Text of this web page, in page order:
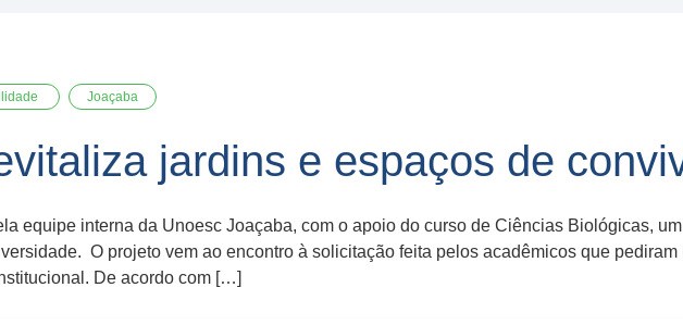
Joaçaba
jardins e espaços de
equipe interna da Unoesc Joaçaba, com o apoio do curso de Ciências Biológicas,
O projeto vem ao encontro à solicitação feita pelos acadêmicos que
De acordo com […]